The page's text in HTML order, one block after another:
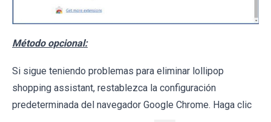
Método opcional:
Si sigue teniendo problemas para eliminar lollipop
shopping assistant, restablezca la configuración
predeterminada del navegador Google Chrome. Haga clic